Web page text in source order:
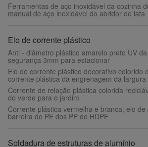
Ferramentas de aço inoxidável da cozinha
manual de aço inoxidável do abridor de lata
Elo de corrente plástico
Anti - diâmetro plástico amarelo preto UV
segurança 3mm para estacionar
Elo de corrente plástico decorativo colorido
corrente plástica da engrenagem da largura
Corrente de relação plástica colorida
do verde para o jardim
Corrente plástica vermelha e branca, elo
barreira do PE dos PP do HDPE
Soldadura de estruturas de alumínio